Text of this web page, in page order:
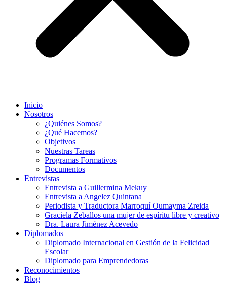
Inicio
Nosotros
¿Quiénes Somos?
¿Qué Hacemos?
Objetivos
Nuestras Tareas
Programas Formativos
Documentos
Entrevistas
Entrevista a Guillermina Mekuy
Entrevista a Angelez Quintana
Periodista y Traductora Marroquí Oumayma Zreida
Graciela Zeballos una mujer de espíritu libre y creativo
Dra. Laura Jiménez Acevedo
Diplomados
Diplomado Internacional en Gestión de la Felicidad
Escolar
Diplomado para Emprendedoras
Reconocimientos
Blog